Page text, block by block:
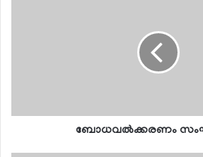
ബോധവല്‍ക്കരണം